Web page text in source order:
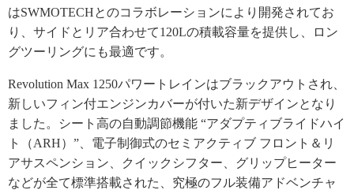
はSWMOTECHとのコラボレーションにより開発されてお
り、サイドとリア合わせて120Lの積載容量を提供し、ロン
グツーリングにも最適です。
Revolution Max 1250パワートレインはブラックアウトされ、
新しいフィン付エンジンカバーが付いた新デザインとなり
ました。シート高の自動調節機能 “アダプティブライドハイ
ト（ARH）”、電子制御式のセミアクティブ フロント＆リ
アサスペンション、クイックシフター、グリップヒーター
などが全て標準搭載された、究極のフル装備アドベンチャ